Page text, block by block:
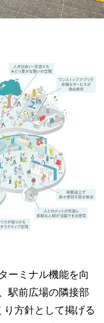
ーミナル機能を向
駅前広場の隣接部
方針として掲げる